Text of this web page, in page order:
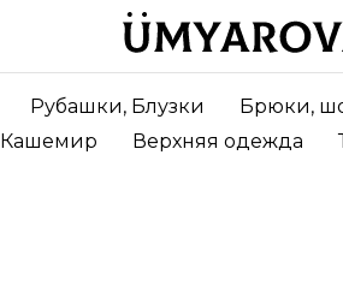
Рубашки, Блузки Брюки,
Кашемир Верхняя одежда